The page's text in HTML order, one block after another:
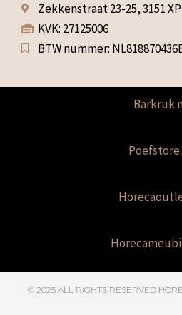
Zekkenstraat 23-25, 3151
KVK: 27125006
BTW nummer:
© 2025 ALL RIGHTS RESERVED​